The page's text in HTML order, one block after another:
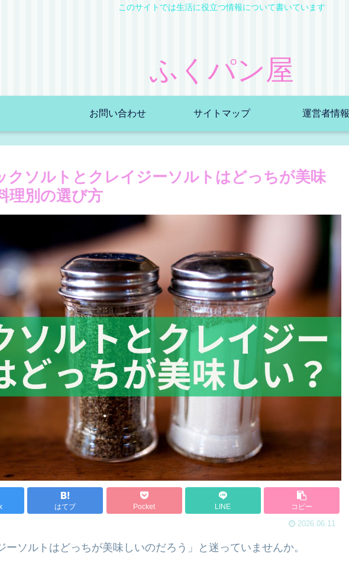
このサイトでは生活に役立つ情報について書いています
ふくパン屋
お問い合わせ サイトマップ 運営者情報
クソルトとクレイジーソルトはどっちが美味
理別の選び方
はてブ Pocket LINE コピー
2026.06.11
ーソルトはどっちが美味しいのだろう」と迷っていませんか。